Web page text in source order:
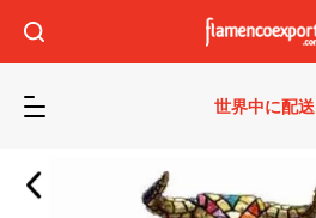
世界中に配送